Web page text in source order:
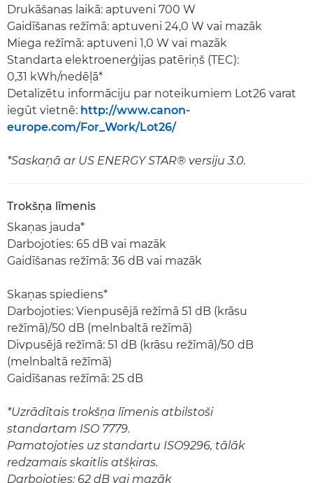
Drukāšanas laikā: aptuveni 700 W
Gaidīšanas režīmā: aptuveni 24,0 W vai mazāk
Miega režīmā: aptuveni 1,0 W vai mazāk
Standarta elektroenerģijas patēriņš (TEC):
0,31 kWh/nedēļā*
Detalizētu informāciju par noteikumiem Lot26 varat
iegūt vietnē: http://www.canon-
europe.com/For_Work/Lot26/
*Saskaņā ar US ENERGY STAR® versiju 3.0.
Trokšņa līmenis
Skaņas jauda*
Darbojoties: 65 dB vai mazāk
Gaidīšanas režīmā: 36 dB vai mazāk
Skaņas spiediens*
Darbojoties: Vienpusējā režīmā 51 dB (krāsu
režīmā)/50 dB (melnbaltā režīmā)
Divpusējā režīmā: 51 dB (krāsu režīmā)/50 dB
(melnbaltā režīmā)
Gaidīšanas režīmā: 25 dB
*Uzrādītais trokšņa līmenis atbilstoši
standartam ISO 7779.
Pamatojoties uz standartu ISO9296, tālāk
redzamais skaitlis atšķiras.
Darbojoties: 62 dB vai mazāk